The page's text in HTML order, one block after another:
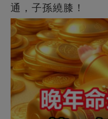
通，子孫繞膝！